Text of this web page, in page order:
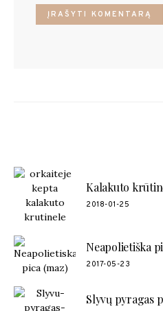
Kalakuto
2018-01-25
Neapolietiška
2017-05-23
Slyvų pyragas